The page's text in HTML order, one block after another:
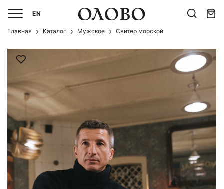
EN
Главная Каталог Мужcкое Свитер морской